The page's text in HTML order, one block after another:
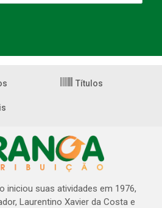
Títulos
iniciou suas atividades em 1976,
Laurentino Xavier da Costa e